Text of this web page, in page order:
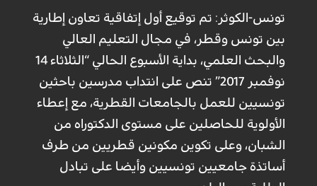
تونس-الكوثر: تم توقيع أول إتفاقية تعاون إطارية
بين تونس وقطر، في مجال التعليم العالي
والبحث العلمي، بداية الأسبوع الحالي “الثلاثاء 14
نوفمبر 2017” تنص على انتداب مدرسين باحثين
تونسيين للعمل بالجامعات القطرية، مع إعطاء
الأولوية للحاصلين على مستوى الدكتوراه من
الشبان، وعلى تكوين مكونين قطريين من طرف
أساتذة جامعيين تونسيين وأيضا على تبادل